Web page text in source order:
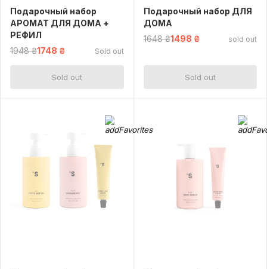
Подарочный набор
АРОМАТ ДЛЯ ДОМА +
РЕФИЛ
1948 ₴1748 ₴ Sold out
Sold out
Подарочный набор ДЛЯ
ДОМА
1648 ₴1498 ₴ sold out
Sold out